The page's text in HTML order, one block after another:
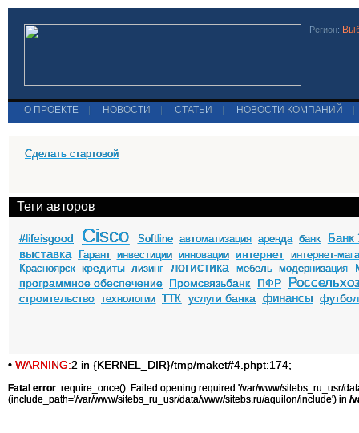
Регион:
О ПРОЕКТЕ НОВОСТИ СТАТЬИ НОВОСТИ КОМПАНИЙ
Сделать стартовой
Теги авторов
#lifeisgood Cisco Softline автоматизация аренда банк
Банк
выставка
Гарант инвестиции инновации интернет интернет-
Красноярск кредиты лизинг логистика мебель модернизация
программное обеспечение Промсвязьбанк ПФР
строительство технологии ТТК услуги банка финансы футбол
• WARNING:2 in {KERNEL_DIR}/tmp/maket#4.phpt:174;
Fatal error: require_once(): Failed opening required '/var/www/sitebs_ru_usr/
(include_path='/var/www/sitebs_ru_usr/data/www/sitebs.ru/aquilon/include') in /